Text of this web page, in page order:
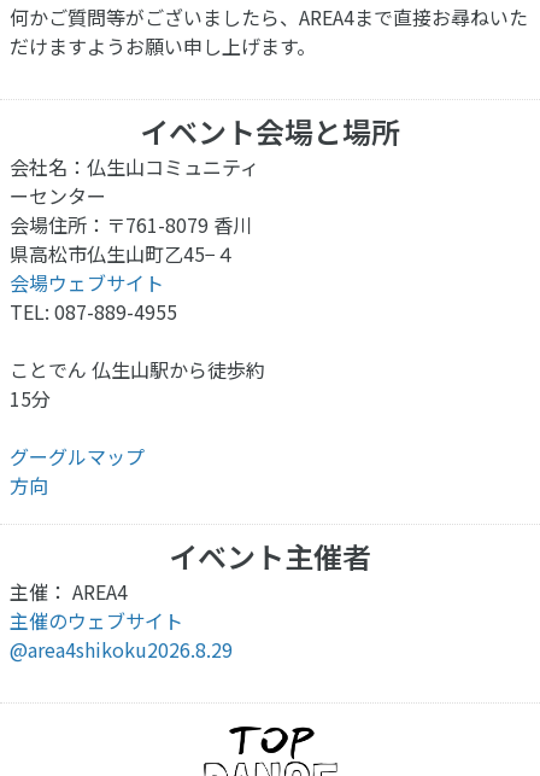
何かご質問等がございましたら、AREA4まで直接お尋ねいた
だけますようお願い申し上げます。
イベント会場と場所
会社名：仏生山コミュニティ
ーセンター
会場住所：〒761-8079 香川
県高松市仏生山町乙45−４
会場ウェブサイト
TEL: 087-889-4955
ことでん 仏生山駅から徒歩約
15分
グーグルマップ
方向
イベント主催者
主催： AREA4
主催のウェブサイト
@area4shikoku2026.8.29